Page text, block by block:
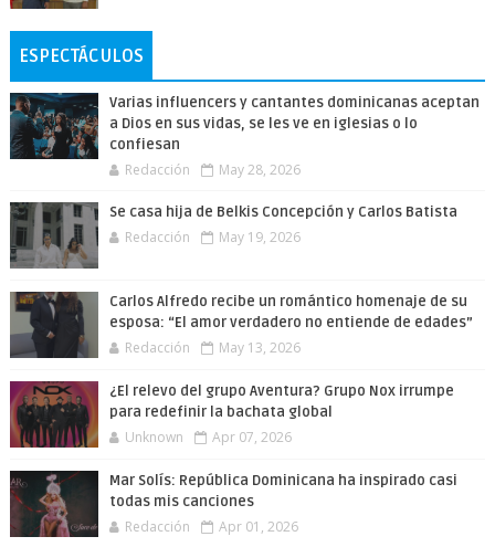
ESPECTÁCULOS
Varias influencers y cantantes dominicanas aceptan
a Dios en sus vidas, se les ve en iglesias o lo
confiesan
Redacción May 28, 2026
Se casa hija de Belkis Concepción y Carlos Batista
Redacción May 19, 2026
Carlos Alfredo recibe un romántico homenaje de su
esposa: “El amor verdadero no entiende de edades”
Redacción May 13, 2026
¿El relevo del grupo Aventura? Grupo Nox irrumpe
para redefinir la bachata global
Unknown Apr 07, 2026
Mar Solís: República Dominicana ha inspirado casi
todas mis canciones
Redacción Apr 01, 2026